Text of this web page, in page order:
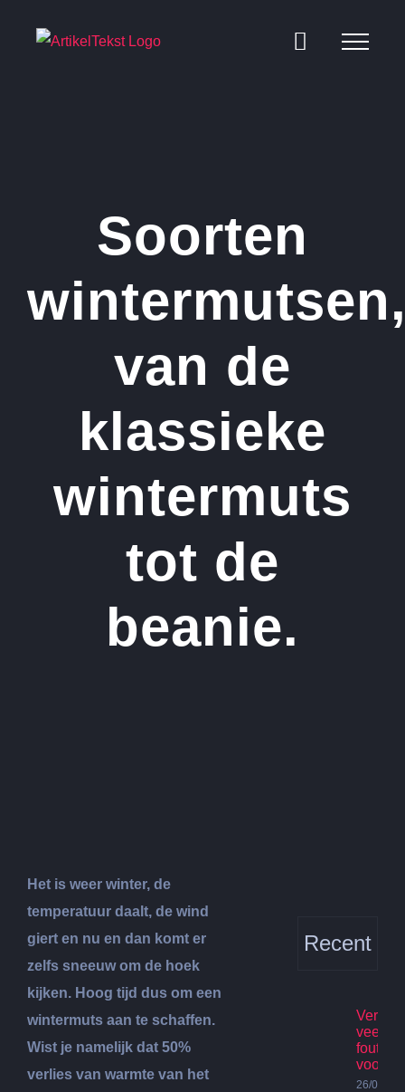
Soorten
van de
klassieke
wintermuts
tot de
beanie.
Het is weer winter, de
temperatuur daalt, de wind
giert en nu en dan komt er
zelfs sneeuw om de hoek
kijken. Hoog tijd dus om een
wintermuts aan te schaffen.
Wist je namelijk dat 50%
verlies van warmte van het
Recent
fouten
26/07/